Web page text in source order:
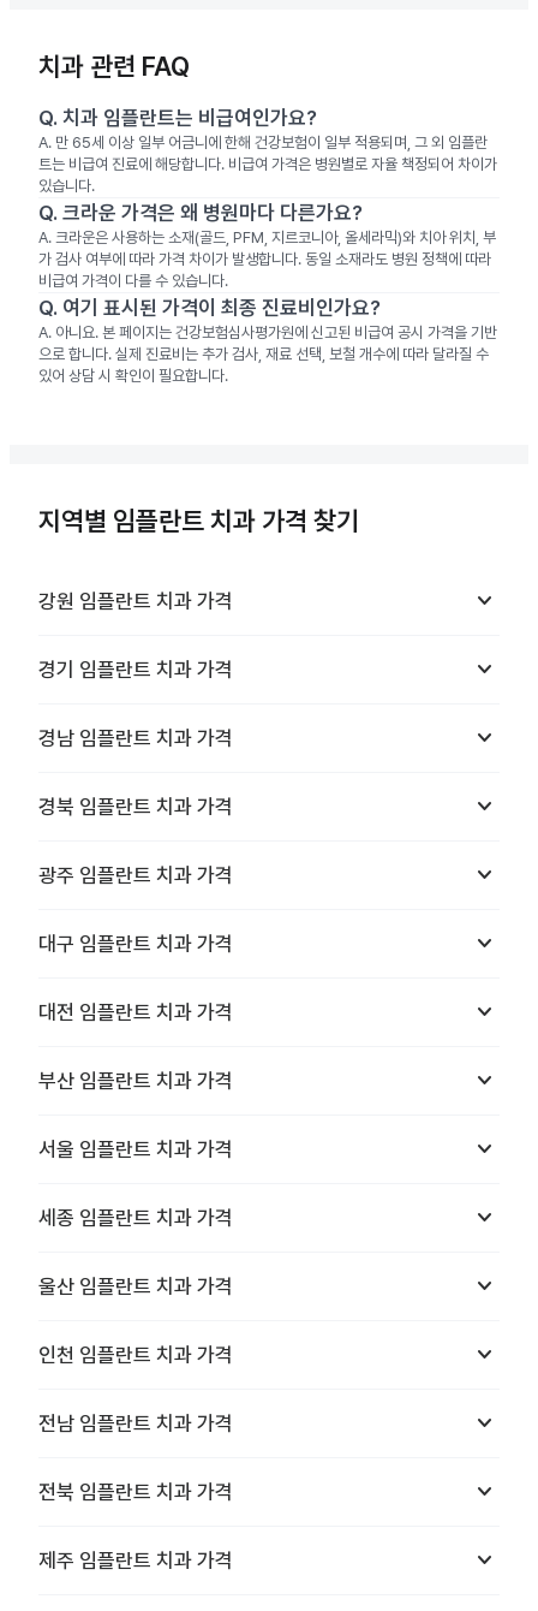
치과 관련 FAQ
Q. 치과 임플란트는 비급여인가요?
A. 만 65세 이상 일부 어금니에 한해 건강보험이 일부 적용되며, 그 외 임플란
트는 비급여 진료에 해당합니다. 비급여 가격은 병원별로 자율 책정되어 차이가
있습니다.
Q. 크라운 가격은 왜 병원마다 다른가요?
A. 크라운은 사용하는 소재(골드, PFM, 지르코니아, 올세라믹)와 치아 위치, 부
가 검사 여부에 따라 가격 차이가 발생합니다. 동일 소재라도 병원 정책에 따라
비급여 가격이 다를 수 있습니다.
Q. 여기 표시된 가격이 최종 진료비인가요?
A. 아니요. 본 페이지는 건강보험심사평가원에 신고된 비급여 공시 가격을 기반
으로 합니다. 실제 진료비는 추가 검사, 재료 선택, 보철 개수에 따라 달라질 수
있어 상담 시 확인이 필요합니다.
지역별 임플란트 치과 가격 찾기
강원 임플란트 치과 가격 keyboard_arrow_down
경기 임플란트 치과 가격 keyboard_arrow_down
경남 임플란트 치과 가격 keyboard_arrow_down
경북 임플란트 치과 가격 keyboard_arrow_down
광주 임플란트 치과 가격 keyboard_arrow_down
대구 임플란트 치과 가격 keyboard_arrow_down
대전 임플란트 치과 가격 keyboard_arrow_down
부산 임플란트 치과 가격 keyboard_arrow_down
서울 임플란트 치과 가격 keyboard_arrow_down
세종 임플란트 치과 가격 keyboard_arrow_down
울산 임플란트 치과 가격 keyboard_arrow_down
인천 임플란트 치과 가격 keyboard_arrow_down
전남 임플란트 치과 가격 keyboard_arrow_down
전북 임플란트 치과 가격 keyboard_arrow_down
제주 임플란트 치과 가격 keyboard_arrow_down